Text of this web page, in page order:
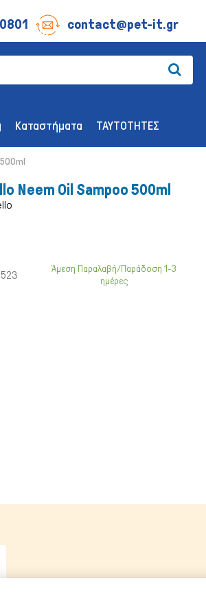
contact@pet-it.gr
Παιχνίδια
Καταστήματα ΤΑΥΤΟΤΗΤΕΣ
Neem Oil Sampoo 500ml
Άμεση Παραλαβή/Παράδοση 1-3
ημέρες